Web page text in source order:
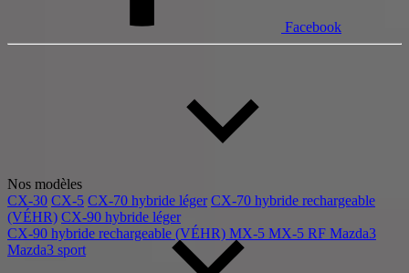
Facebook
Nos modèles
CX-30 CX-5 CX-70 hybride léger CX-70 hybride rechargeable
(VÉHR) CX-90 hybride léger
CX-90 hybride rechargeable (VÉHR) MX-5 MX-5 RF Mazda3
Mazda3 sport